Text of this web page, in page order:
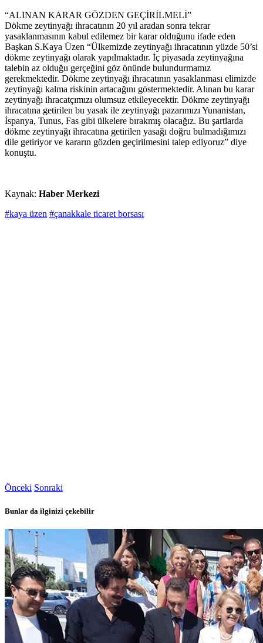
“ALINAN KARAR GÖZDEN GEÇİRİLMELİ”
Dökme zeytinyağı ihracatının 20 yıl aradan sonra tekrar
yasaklanmasının kabul edilemez bir karar olduğunu ifade eden
Başkan S.Kaya Üzen “Ülkemizde zeytinyağı ihracatının yüzde 50’si
dökme zeytinyağı olarak yapılmaktadır. İç piyasada zeytinyağına
talebin az olduğu gerçeğini göz önünde bulundurmamız
gerekmektedir. Dökme zeytinyağı ihracatının yasaklanması elimizde
zeytinyağı kalma riskinin artacağını göstermektedir. Alınan bu karar
zeytinyağı ihracatçımızı olumsuz etkileyecektir. Dökme zeytinyağı
ihracatına getirilen bu yasak ile zeytinyağı pazarımızı Yunanistan,
İspanya, Tunus, Fas gibi ülkelere bırakmış olacağız. Bu şartlarda
dökme zeytinyağı ihracatına getirilen yasağı doğru bulmadığımızı
dile getiriyor ve kararın gözden geçirilmesini talep ediyoruz” diye
konuştu.
Kaynak: Haber Merkezi
#kaya üzen #çanakkale ticaret borsası
Önceki Sonraki
Bunlar da ilginizi çekebilir